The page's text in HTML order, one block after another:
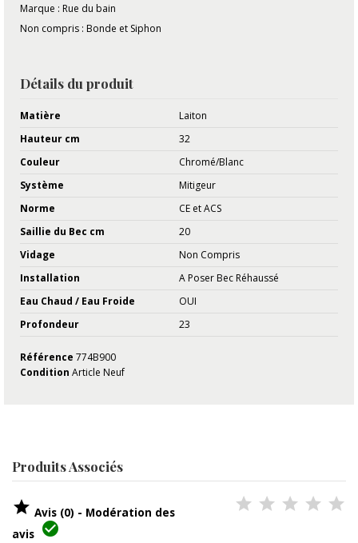
Marque : Rue du bain
Non compris : Bonde et Siphon
Détails du produit
Matière
Laiton
Hauteur cm
32
Couleur
Chromé/Blanc
Système
Mitigeur
Norme
CE et ACS
Saillie du Bec cm
20
Vidage
Non Compris
Installation
A Poser Bec Réhaussé
Eau Chaud / Eau Froide
OUI
Profondeur
23
Référence 774B900
Condition Article Neuf
Produits Associés
 Avis (0) - Modération des
avis 